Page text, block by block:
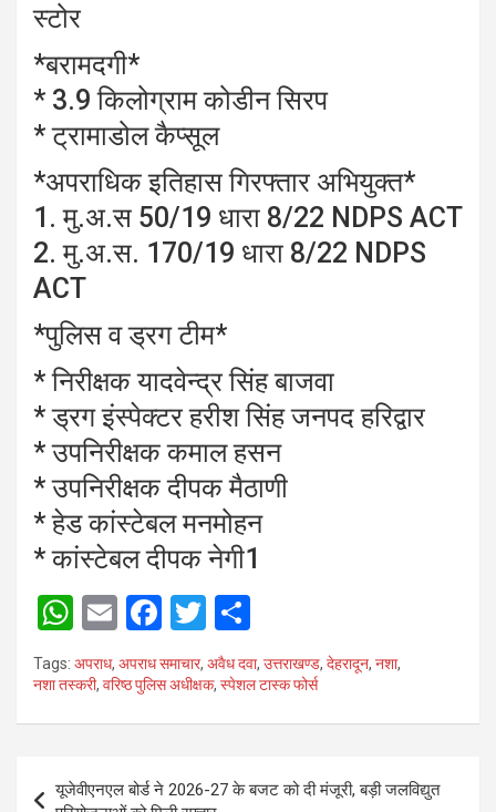
स्टोर
*बरामदगी*
* 3.9 किलोग्राम कोडीन सिरप
* ट्रामाडोल कैप्सूल
*अपराधिक इतिहास गिरफ्तार अभियुक्त*
1. मु.अ.स 50/19 धारा 8/22 NDPS ACT
2. मु.अ.स. 170/19 धारा 8/22 NDPS
ACT
*पुलिस व ड्रग टीम*
* निरीक्षक यादवेन्द्र सिंह बाजवा
* ड्रग इंस्पेक्टर हरीश सिंह जनपद हरिद्वार
* उपनिरीक्षक कमाल हसन
* उपनिरीक्षक दीपक मैठाणी
* हेड कांस्टेबल मनमोहन
* कांस्टेबल दीपक नेगी1
W
h
at
s
p
E
m
ail
F
a
ce
b
o
T
wi
tt
er
h
ar
e
Tags: अपराध, अपराध समाचार, अवैध दवा, उत्तराखण्ड, देहरादून, नशा,
नशा तस्करी, वरिष्ठ पुलिस अधीक्षक, स्पेशल टास्क फोर्स
Post
यूजेवीएनएल बोर्ड ने 2026-27 के बजट को दी मंजूरी, बड़ी जलविद्युत